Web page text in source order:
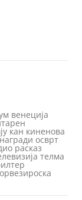
венеција
кан киненова
награди осврт
расказ
телма